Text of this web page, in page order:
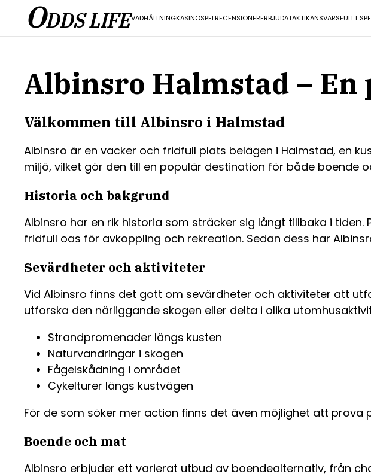
ODDS LIFEVADHÅLLNINGKASINOSPELRECENSIONERERBJUDATAKTIKANSVARSFULLT
Albinsro Halmstad –
Välkommen till Albinsro i Halmstad
Albinsro är en vacker och fridfull plats belägen i Halmstad, en
miljö, vilket gör den till en populär destination för både boende
Historia och bakgrund
Albinsro har en rik historia som sträcker sig långt tillbaka i
fridfull oas för avkoppling och rekreation. Sedan dess har
Sevärdheter och aktiviteter
Vid Albinsro finns det gott om sevärdheter och aktiviteter att
utforska den närliggande skogen eller delta i olika
Strandpromenader längs kusten
Naturvandringar i skogen
Fågelskådning i området
Cykelturer längs kustvägen
För de som söker mer action finns det även möjlighet att
Boende och mat
Albinsro erbjuder ett varierat utbud av boendealternativ, från